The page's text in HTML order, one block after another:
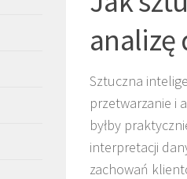
analizę
Sztuczna
przetwarzanie i
byłby
interpretacji
zachowań